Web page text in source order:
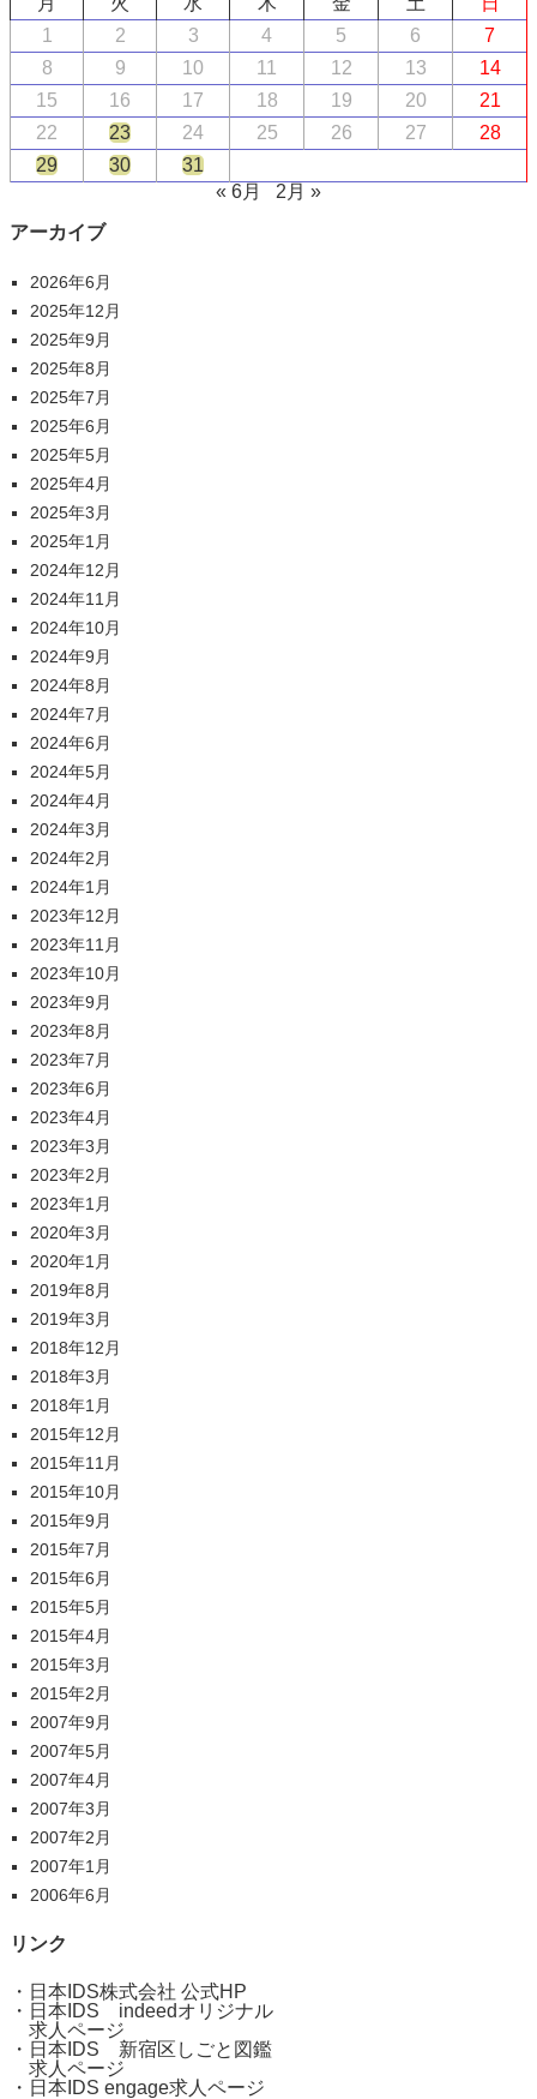
1
2 3 4 5 6
7
8
9 10 11 12 13
14
15
16 17 18 19 20
21
22
23 24 25 26 27
28
29
30
31
« 6月
2月 »
アーカイブ
2026年6月
2025年12月
2025年9月
2025年8月
2025年7月
2025年6月
2025年5月
2025年4月
2025年3月
2025年1月
2024年12月
2024年11月
2024年10月
2024年9月
2024年8月
2024年7月
2024年6月
2024年5月
2024年4月
2024年3月
2024年2月
2024年1月
2023年12月
2023年11月
2023年10月
2023年9月
2023年8月
2023年7月
2023年6月
2023年4月
2023年3月
2023年2月
2023年1月
2020年3月
2020年1月
2019年8月
2019年3月
2018年12月
2018年3月
2018年1月
2015年12月
2015年11月
2015年10月
2015年9月
2015年7月
2015年6月
2015年5月
2015年4月
2015年3月
2015年2月
2007年9月
2007年5月
2007年4月
2007年3月
2007年2月
2007年1月
2006年6月
リンク
・ 日本IDS株式会社 公式HP
・ 日本IDS indeedオリジナル
求人ページ
・ 日本IDS 新宿区しごと図鑑
求人ページ
・ 日本IDS engage求人ページ